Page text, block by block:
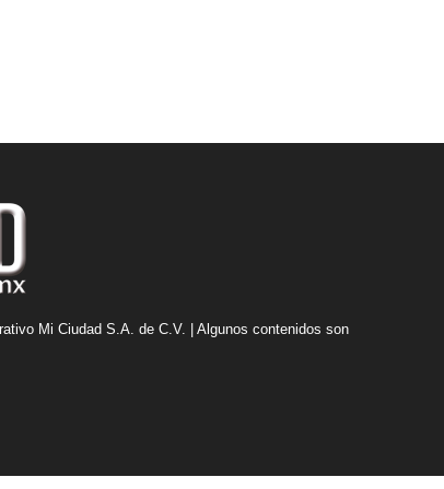
Mi Ciudad S.A. de C.V. | Algunos contenidos son